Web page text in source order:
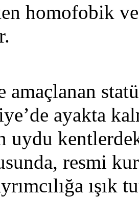
homofobik
amaçlanan
ayakta
uydu
resmi
ışık